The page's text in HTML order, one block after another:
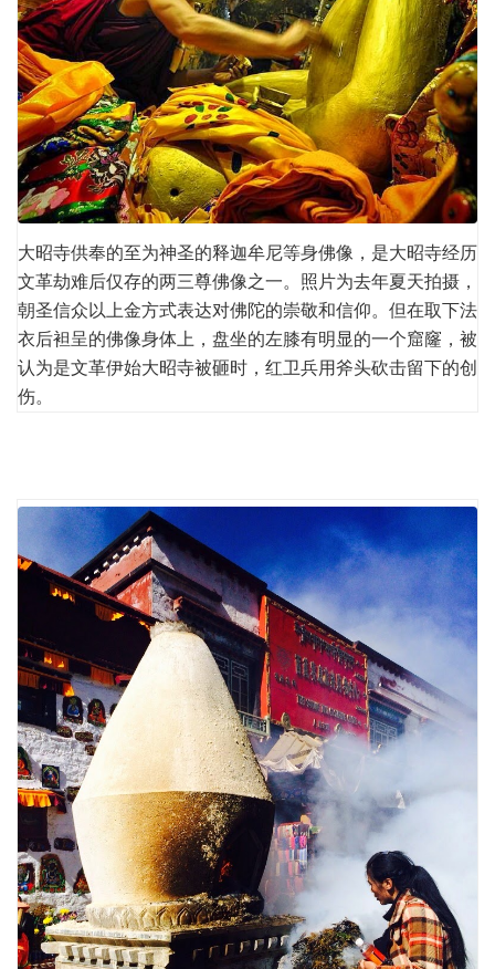
大昭寺供奉的至为神圣的释迦牟尼等身佛像，是大昭寺经历
文革劫难后仅存的两三尊佛像之一。照片为去年夏天拍摄，
朝圣信众以上金方式表达对佛陀的崇敬和信仰。但在取下法
衣后袒呈的佛像身体上，盘坐的左膝有明显的一个窟窿，被
认为是文革伊始大昭寺被砸时，红卫兵用斧头砍击留下的创
伤。